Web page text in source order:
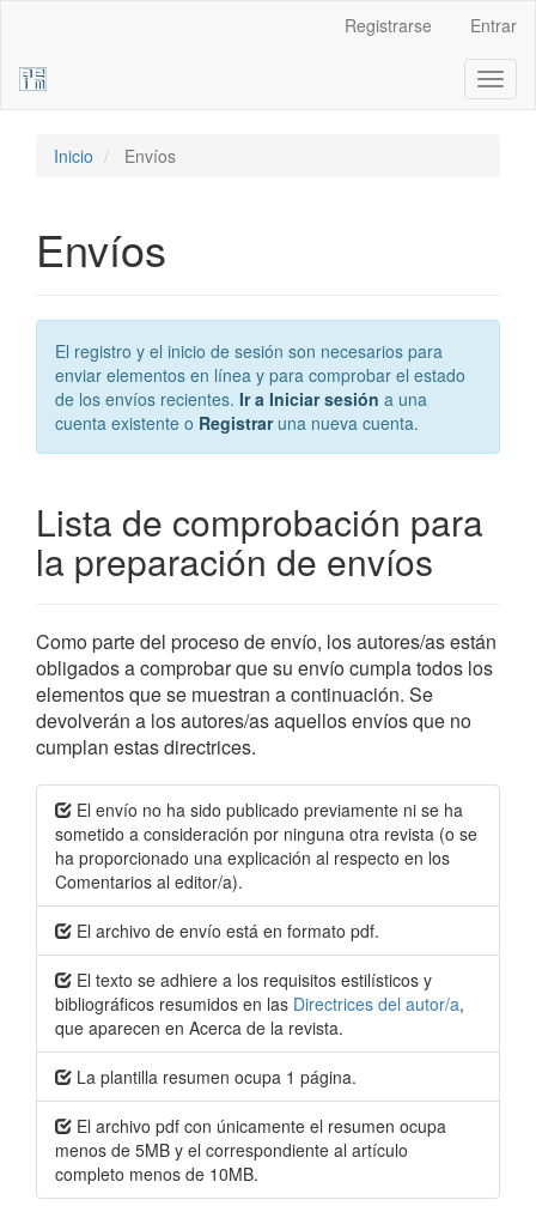
Barra
Registrarse Entrar
Inicio Envíos
Envíos
El registro y el inicio de sesión son necesarios para
enviar elementos en línea y para comprobar el estado
de los envíos recientes. Ir a Iniciar sesión a una
cuenta existente o Registraruna nueva cuenta.
Lista de comprobación para
la preparación de envíos
Como parte del proceso de envío, los autores/as están
obligados a comprobar que su envío cumpla todos los
elementos que se muestran a continuación. Se
devolverán a los autores/as aquellos envíos que no
cumplan estas directrices.
El envío no ha sido publicado previamente ni se ha
sometido a consideración por ninguna otra revista (o se
ha proporcionado una explicación al respecto en los
Comentarios al editor/a).
El archivo de envío está en formato pdf.
El texto se adhiere a los requisitos estilísticos y
bibliográficos resumidos en las Directrices del autor/a,
que aparecen en Acerca de la revista.
La plantilla resumen ocupa 1 página.
El archivo pdf con únicamente el resumen ocupa
menos de 5MB y el correspondiente al artículo
completo menos de 10MB.